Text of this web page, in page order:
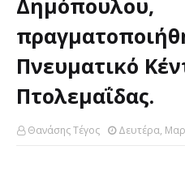
Δημόπουλου,
Πνευματικό
Πτολεμαΐδας.
Θανάσης Τέγος Δευτέρα,